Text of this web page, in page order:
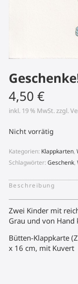
4,50 €
inkl. 19 % MwSt.zzgl.
Nicht vorrätig
Kategorien: Klappkarten,
Schlagwörter: Geschenk,
Beschreibung
Zwei Kinder mit
Grau und von Hand
Bütten-Klappkarte
x 16 cm, mit Kuvert